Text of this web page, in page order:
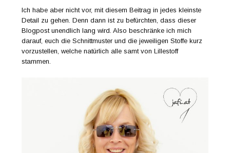
Ich habe aber nicht vor, mit diesem Beitrag in jedes kleinste
Detail zu gehen. Denn dann ist zu befürchten, dass dieser
Blogpost unendlich lang wird. Also beschränke ich mich
darauf, euch die Schnittmuster und die jeweiligen Stoffe kurz
vorzustellen, welche natürlich alle samt von Lillestoff
stammen.